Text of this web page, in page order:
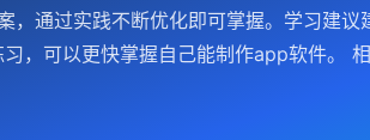
，通过实践不断优化即可掌握。学习建议
，可以更快掌握自己能制作app软件。